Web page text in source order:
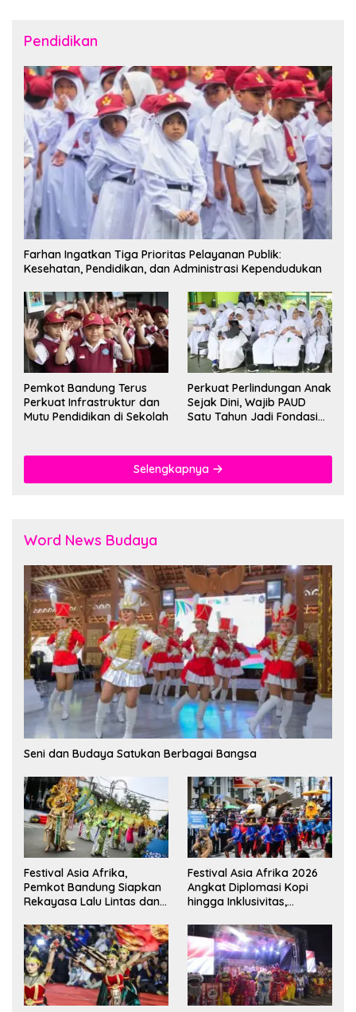
Pendidikan
Farhan Ingatkan Tiga Prioritas Pelayanan Publik:
Kesehatan, Pendidikan, dan Administrasi Kependudukan
Pemkot Bandung Terus
Perkuat Infrastruktur dan
Mutu Pendidikan di Sekolah
Perkuat Perlindungan Anak
Sejak Dini, Wajib PAUD
Satu Tahun Jadi Fondasi
Selengkapnya
Word News Budaya
Seni dan Budaya Satukan Berbagai Bangsa
Festival Asia Afrika,
Pemkot Bandung Siapkan
Rekayasa Lalu Lintas dan
Festival Asia Afrika 2026
Angkat Diplomasi Kopi
hingga Inklusivitas,
Duta Besar